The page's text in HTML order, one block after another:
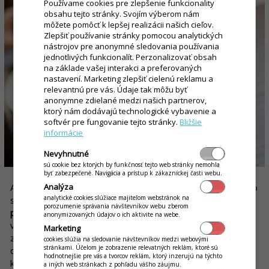
Ako sa ale hovorí, všetkého veľa škodí. Nepreháňajte to preto
so zmenami v degustačnom menu príliš často.
postačia novinky či zmeny raz mesačne, aby ich vôbec stihla
verejnosť zachytiť. Práve v tomto prípade bude mnoho
záležať aj od spôsobu, akým plánujete vaše novučičké
degustačné menu zakaždým prezentovať. Účinným
komunikačným nástrojom pre gastro prevádzky sa v dnešnej
Používame cookies pre zlepšenie funkcionality
obsahu tejto stránky. Svojím výberom nám
môžete pomôcť k lepšej realizácii našich cieľov.
Zlepšiť používanie stránky pomocou analytických
nástrojov pre anonymné sledovania používania
jednotlivých funkcionalít. Perzonalizovať obsah
na základe vašej interakci a preferovaných
nastavení. Marketing zlepšiť cielenú reklamu a
relevantnú pre vás. Údaje tak môžu byť
anonymne zdielané medzi našich partnerov,
ktorý nám dodávajú technologické vybavenie a
softvér pre fungovanie tejto stránky.Bližšie
informácie
Nevyhnutné
sú cookie bez ktorých by funkčnosť tejto web stránky nemohla
byť zabezpečené. Navigácia a prístup k zákazníckej časti webu.
Analýza
analytické cookies slúžiace majiteľom webstránok na
porozumenie správania návštevníkov webu zberom
anonymizovaných údajov o ich aktivite na webe.
Marketing
cookies slúžia na sledovanie návštevníkov medzi webovými
stránkami. Účelom je zobrazenie relevatných reklám, ktoré sú
hodnotnejšie pre vás a tvorcov reklám, ktorý inzerujú na týchto
a iných web stránkach z pohľadu vášho záujmu.